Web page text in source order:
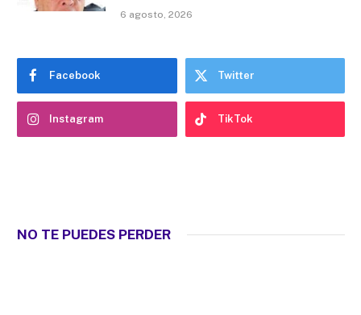
6 agosto, 2026
Facebook Twitter
Instagram TikTok
NO TE PUEDES PERDER